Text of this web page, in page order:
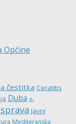
Općine
čestitka Ceratitis
Duba e-
Javni
Mediteranska